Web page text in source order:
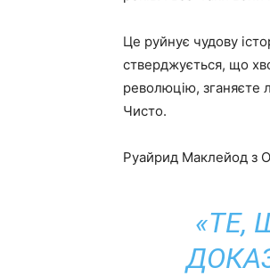
Це руйнує чудову
стверджується, що
революцію, зганяєте
Чисто.
Руайрид Маклейод з
«ТЕ,